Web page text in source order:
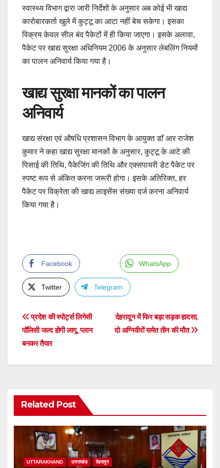
स्वास्थ्य विभाग द्वारा जारी निर्देशों के अनुसार अब कोई भी खाद्य
कारोबारकर्ता खुले में कुट्टू का आटा नहीं बेच सकेगा। इसका
विक्रय केवल सील बंद पैकेटों में ही किया जाएगा। इसके अलावा,
पैकेट पर खाद्य सुरक्षा अधिनियम 2006 के अनुसार लेबलिंग नियमों
का पालन अनिवार्य किया गया है।
खाद्य सुरक्षा मानकों का पालन
अनिवार्य
खाद्य संरक्षा एवं औषधि प्रशासन विभाग के आयुक्त डाॅ आर राजेश
कुमार ने कहा खाद्य सुरक्षा मानकों के अनुसार, कुट्टू के आटे की
पिसाई की तिथि, पैकेजिंग की तिथि और एक्सपायरी डेट पैकेट पर
स्पष्ट रूप से अंकित करना जरूरी होगा। इसके अतिरिक्त, हर
पैकेट पर विक्रेता की खाद्य लाइसेंस संख्या दर्ज करना अनिवार्य
किया गया है।
Facebook WhatsApp
Twitter Telegram
Post
navigation
देहरादून में फिर बड़ा सड़क हादसा,
दो अग्निवीरों समेत तीन की मौत
प्रदेश की स्पोर्ट्स लिगेसी
पॉलिसी जल्द होगी लागू, प्लान
बनकर तैयार
Related Post
UTTARAKHAND उत्तराखंड देहरादून